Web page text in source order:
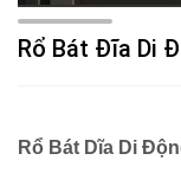
Rổ Bát Đĩa Di
Rổ Bát Dĩa Di